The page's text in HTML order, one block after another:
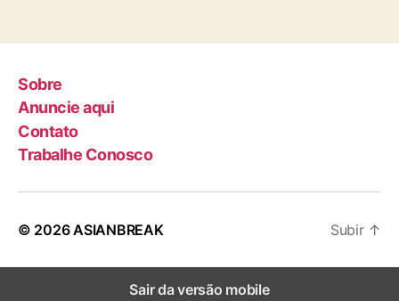
s
Sobre
Anuncie aqui
Contato
Trabalhe Conosco
© 2026ASIANBREAK Subir ↑
Sair da versão mobile